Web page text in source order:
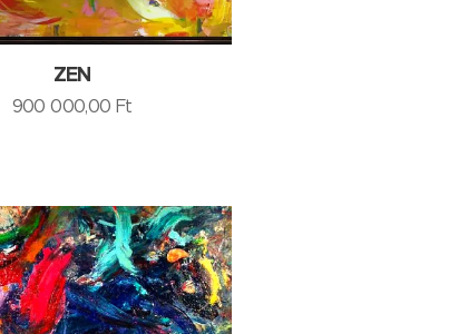
ZEN
900 000,00 Ft